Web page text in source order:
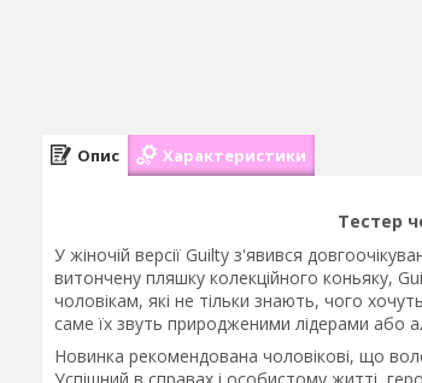
Опис Характеристики
Тестер
У жіночій версії Guilty з'явився
витончену пляшку колекційного коньяку,
чоловікам, які не тільки знають, чого
саме їх звуть природженими лідерами або
Новинка рекомендована чоловікові, що